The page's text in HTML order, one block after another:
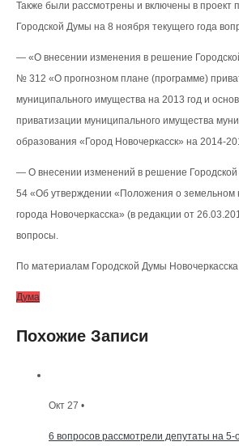
Также были рассмотрены и включены в проект
Городской Думы на 8 ноября текущего года
— «О внесении изменения в решение
№ 312 «О прогнозном плане (программе)
муниципального имущества на 2013 год и
приватизации муниципального имущества
образования «Город Новочеркасск» на 2014-
— О внесении изменений в решение
54 «Об утверждении «Положения о земельном
города Новочеркасска» (в редакции от
вопросы.
По материалам Городской Думы Новочеркасска
Дума
Похожие Записи
Окт 27 •
6 вопросов рассмотрели депутаты на 5-